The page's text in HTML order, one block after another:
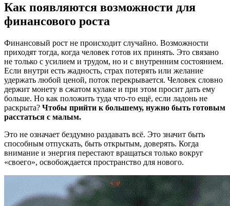
Как появляются возможности для
финансового роста
Финансовый рост не происходит случайно. Возможности
приходят тогда, когда человек готов их принять. Это связано
не только с усилием и трудом, но и с внутренним состоянием.
Если внутри есть жадность, страх потерять или желание
удержать любой ценой, поток перекрывается. Человек словно
держит монету в сжатом кулаке и при этом просит дать ему
больше. Но как положить туда что-то ещё, если ладонь не
раскрыта? Чтобы прийти к большему, нужно быть готовым
расстаться с малым.
Это не означает бездумно раздавать всё. Это значит быть
способным отпускать, быть открытым, доверять. Когда
внимание и энергия перестают вращаться только вокруг
«своего», освобождается пространство для нового.